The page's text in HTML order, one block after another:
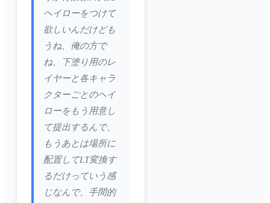
ヘイローをつけて
欲しいんだけども
うね、俺の方で
ね、下塗り用のレ
イヤーと各キャラ
クターごとのヘイ
ローをもう用意し
て提出するんで、
もうあとは場所に
配置してLT変換す
るだけっていう感
じなんで、手間的